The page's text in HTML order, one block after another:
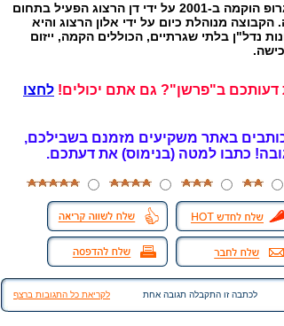
הכותב הוא קפיטל גרופ הוקמה ב-2001 על ידי דן הרצוג הפעיל בתחום
מעל 40 שנה. הקבוצה מנוהלת כיום על ידי אלון הרצוג והיא
נדל"ן בלתי שגרתיים, הכוללים הקמה, ייזום
דעותכם ב"פרשן"? גם אתם יכולים! לחצו
באתר משקיעים מזמנם בשבילכם,
כתבו למטה (בנימוס) את דעתכם.
לכתבה זו התקבלה תגובה אחת לקריאת כל התגובות ברצף